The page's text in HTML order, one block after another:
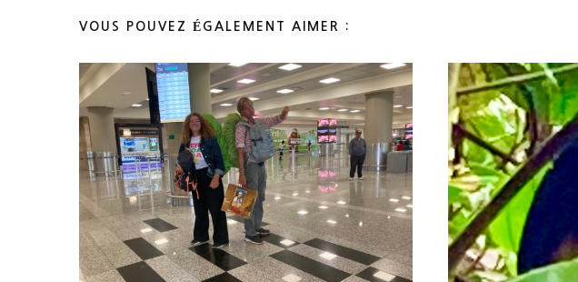
VOUS POUVEZ ÉGALEMENT AIMER :